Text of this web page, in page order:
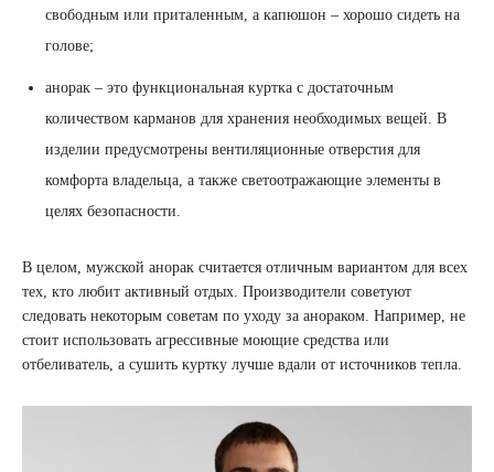
свободным или приталенным, а капюшон – хорошо сидеть на
голове;
анорак – это функциональная куртка с достаточным
количеством карманов для хранения необходимых вещей. В
изделии предусмотрены вентиляционные отверстия для
комфорта владельца, а также светоотражающие элементы в
целях безопасности.
В целом, мужской анорак считается отличным вариантом для всех
тех, кто любит активный отдых. Производители советуют
следовать некоторым советам по уходу за анораком. Например, не
стоит использовать агрессивные моющие средства или
отбеливатель, а сушить куртку лучше вдали от источников тепла.